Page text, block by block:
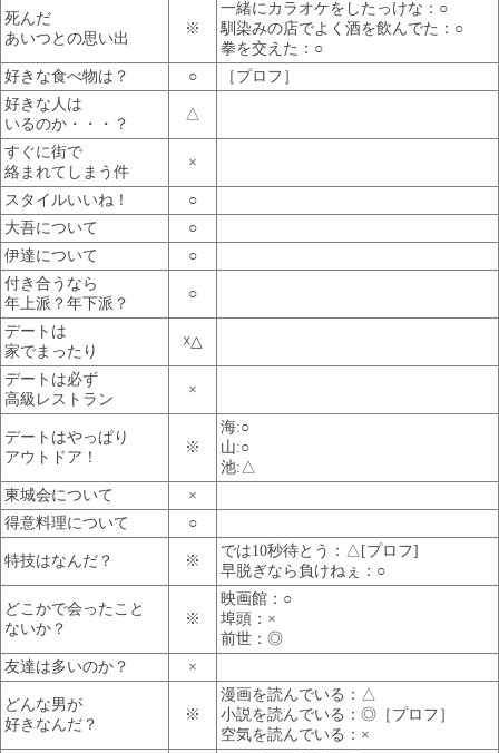
死んだ
あいつとの思い出
※
一緒にカラオケをしたっけな：○
馴染みの店でよく酒を飲んでた：○
拳を交えた：○
好きな食べ物は？
○
［プロフ］
好きな人は
いるのか・・・？
△
すぐに街で
絡まれてしまう件
×
スタイルいいね！
○
大吾について
○
伊達について
○
付き合うなら
年上派？年下派？
○
デートは
家でまったり
☓△
デートは必ず
高級レストラン
×
デートはやっぱり
アウトドア！
※
海:○
山:○
池:△
東城会について
×
得意料理について
○
特技はなんだ？ ※
では10秒待とう：△[プロフ]
早脱ぎなら負けねぇ：○
どこかで会ったこと
ないか？
※
映画館：○
埠頭：×
前世：◎
友達は多いのか？
×
どんな男が
好きなんだ？
※
漫画を読んでいる：△
小説を読んでいる：◎［プロフ］
空気を読んでいる：×